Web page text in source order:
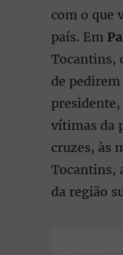
com o que
país. Em
Tocantins,
de
vítimas da
cruzes, às
Tocantins,
da região